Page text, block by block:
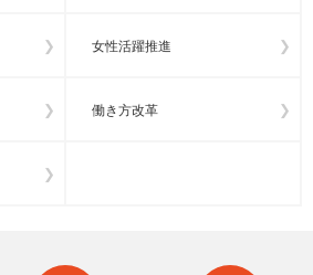
女性活躍推進
働き方改革